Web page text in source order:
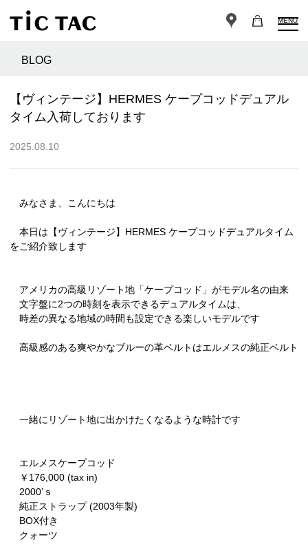
MENU
BLOG
【ヴィンテージ】HERMES ケープコッドデュアル
タイム入荷しております
2025.08.10
みなさま、こんにちは
本日は【ヴィンテージ】HERMES ケープコッドデュアルタイム
をご紹介致します
アメリカの高級リゾート地「ケープコッド」がモデル名の由来
文字盤に2つの時刻を表示できるデュアルタイムは、
時差の異なる地域の時間も設定できる楽しいモデルです
高級感のある爽やかなブルーの革ベルトはエルメスの純正ベルト
一緒にリゾート地に出かけたくなるような時計です
エルメスケープコッド
￥176,000 (tax in)
2000’ｓ
純正ストラップ (2003年製)
BOX付き
クォーツ